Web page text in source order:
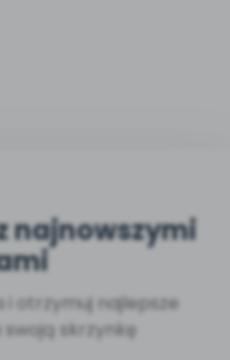
najnowszymi
i otrzymuj najlepsze
skrzynkę